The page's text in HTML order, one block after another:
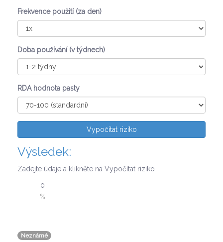
Frekvence použití (za den)
Doba používání (v týdnech)
RDA hodnota pasty
Vypočítat riziko
Výsledek:
Zadejte údaje a klikněte na Vypočítat riziko
0
%
Neznámé